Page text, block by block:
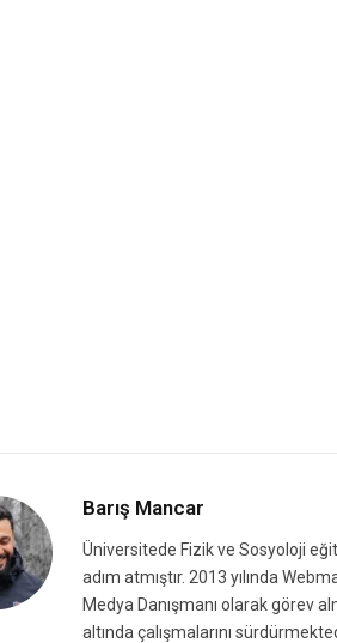
Barış Mancar
Üniversitede Fizik ve Sosyoloji
adım atmıştır. 2013 yılında
Medya Danışmanı olarak görev
altında çalışmalarını